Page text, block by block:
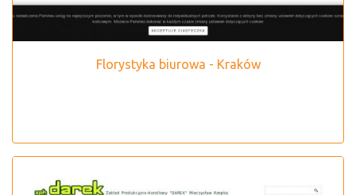
Florystyka biurowa - Kraków